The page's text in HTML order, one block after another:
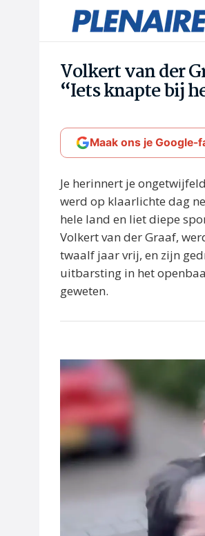
Volkert van der
“Iets knapte bij
Maak ons je Google-
Je herinnert je
werd op klaarlichte dag
hele land en liet diepe
Volkert van der Graaf,
twaalf jaar vrij, en zijn
uitbarsting in het
geweten.